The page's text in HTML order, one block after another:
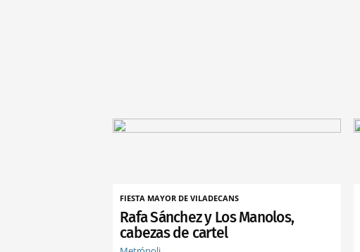
FIESTA MAYOR DE VILADECANS
Rafa Sánchez y Los Manolos,
cabezas de cartel